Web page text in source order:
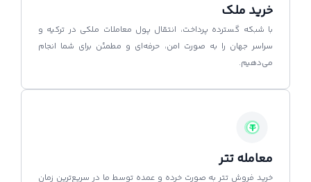
خرید ملک
با شبکه گسترده پرداخت، انتقال پول معاملات ملکی در ترکیه و
سراسر جهان را به صورت امن، حرفه‌ای و مطمئن برای شما انجام
می‌دهیم.
معامله تتر
خرید فروش تتر به صورت خرده و عمده توسط ما در سریع‌ترین زمان